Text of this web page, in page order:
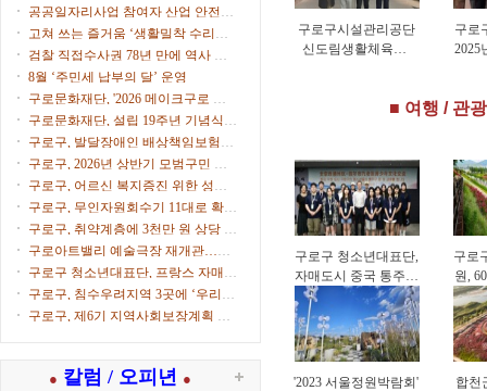
품 도입으로 공영주차장 화재 대응력
강화
공공일자리사업 참여자 산업 안전·
보건 교육 실시
고쳐 쓰는 즐거움 ‘생활밀착 수리교
육’ 운영
검찰 직접수사권 78년 만에 역사 속
으로
8월 ‘주민세 납부의 달’ 운영
구로문화재단, '2026 메이크구로 아
트마켓' 참가자 모집
구로문화재단, 설립 19주년 기념식
개최
구로구, 발달장애인 배상책임보험으
로 생활 속 사고 보상
구로구, 2026년 상반기 모범구민 표
창 수여
구로구, 어르신 복지증진 위한 성금
500만원 전달
구로구, 무인자원회수기 11대로 확대
운영
구로구, 취약계층에 3천만 원 상당 후
원물품 전달
구로아트밸리 예술극장 재개관…이
탈리아·한국 협연 '별들의 투란도트'
구로구 청소년대표단, 프랑스 자매도
시서 문화교류
구로구, 침수우려지역 3곳에 ‘우리동
네 수방거점’ 운영
구로구, 제6기 지역사회보장계획 수
● 칼럼 / 오피년 ●
구로구시설관리공단
신도림생활체육관,
구로
2025
■ 여행 / 관
구로구 청소년대표단,
자매도시 중국 통주구
방문…4박 5일 교류
활동
구로
원,
'2023 서울정원박람회'
합천